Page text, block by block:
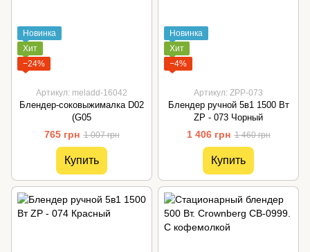
Новинка
Хит
−24%
Артикул: meladd-16042
Блендер-соковыжималка D02
(G05
765 грн 1 007 грн
Купить
Новинка
Хит
−4%
Артикул: ZPP-073
Блендер ручной 5в1 1500 Вт
ZP - 073 Чорный
1 406 грн 1 460 грн
Купить